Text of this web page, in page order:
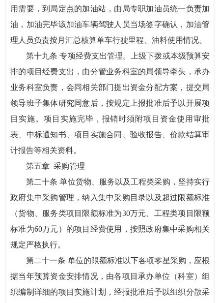
用需要，到局定点的加油站，由局专职加油员统一负责加
油，加油完毕该加油车辆驾驶人员当场签字确认，加油管
理人员负责按月汇总核算单车行驶里程、油料使用情况。
第十九条 专项经费支出管理。上级下拨或本级预算安
排的项目经费支出，由分管业务科室的局领导牵头，承办
业务科室负责，会同相关部门提出资金分配方案，提交局
领导班子集体研究同意后，按规定上报批准后予以开展项
目实施。项目实施完毕，报销时须附项目资金使用审批
表、中标通知书、项目实施合同、验收报告、价款结算审
计报告等相关资料。
第五章 采购管理
第二十条 单位货物、服务以及工程类采购，坚持实行
政府集中采购管理，纳入集中采购目录以及超过限额标准
（货物、服务类项目限额标准为30万元、工程类项目限额
标准为60万元）的项目经费使用，按照政府集中采购相关
规定严格执行。
第二十一条 单位的限额标准以下各项零星采购，应根
据当年预算资金安排情况，由各项目承办单位（科室）组
织编制详细的项目实施计划，经报批准后予以组织分散采